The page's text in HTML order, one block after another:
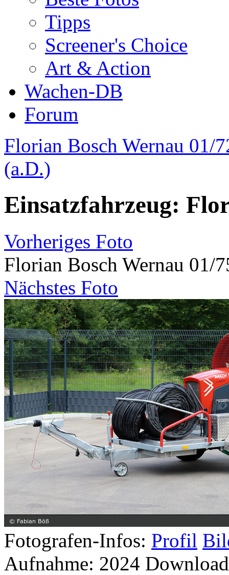
Tipps
Screener's Choice
Art & Action
Wachen-DB
Forum
Florian Bosch Wernau 01/
(a.D.)
Einsatzfahrzeug:
Vorheriges Foto
Florian Bosch Wernau 01/
Nächstes Foto
Fotografen-Infos: Profil
Aufnahme: 2024